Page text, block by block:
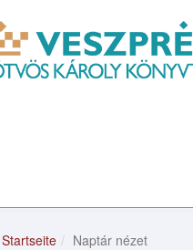
Startseite Naptár nézet